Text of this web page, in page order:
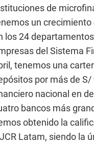
de
un
los 24
del Sistema
tenemos una
por más de
nacional en
bancos más
obtenido la
Latam, siendo la